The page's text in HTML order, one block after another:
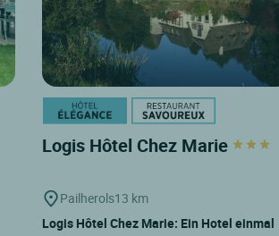
Logis Hôtel Chez Marie
Pailherols13 km
Logis Hôtel Chez Marie: Ein Hotel einmal